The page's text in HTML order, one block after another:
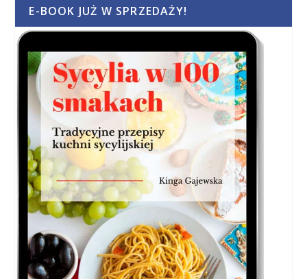
E-BOOK JUŻ W SPRZEDAŻY!